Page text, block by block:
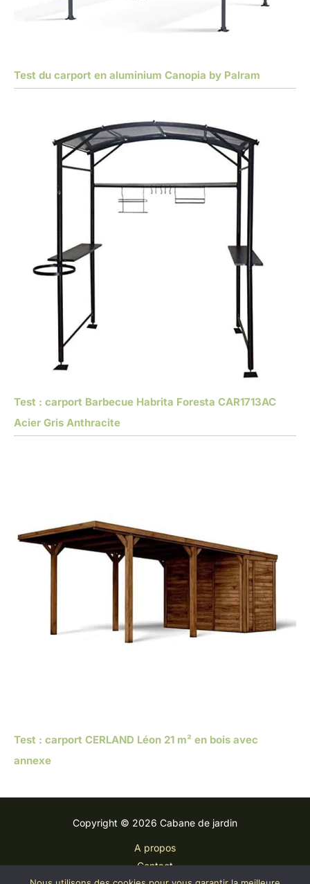
Test du carport en aluminium Canopia by Palram
Test : carport Barbecue Habrita Foresta CAR1713AC
Acier Gris Anthracite
Test : carport CERLAND Léon 21 m² en bois avec
annexe
Copyright © 2026 Cabane de jardin
A propos
Contact